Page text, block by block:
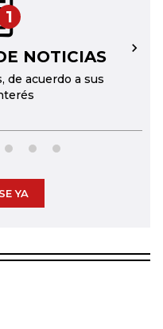
1
NOTICIAS
de acuerdo a sus
→
YA